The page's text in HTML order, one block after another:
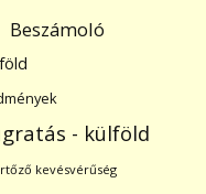
Beszámoló
- külföld
kevésvérűség